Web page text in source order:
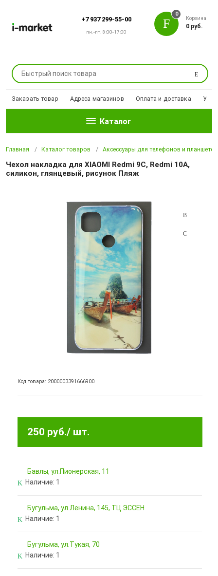
+7 937 299-55-00
пн.-пт. 8:00-17:00
Поиск
0
Корзина
0 руб.
Заказать товар Адреса магазинов Оплата и доставка
Каталог
Главная Каталог товаров Аксессуары для телефонов и планшетов
Чехол накладка для XIAOMI Redmi 9C, Redmi 10A,
силикон, глянцевый, рисунок Пляж
Код товара: 2000003391666900
250 руб./ шт.
Бавлы, ул.Пионерская, 11
Наличие: 1
Бугульма, ул.Ленина, 145, ТЦ ЭССЕН
Наличие: 1
Бугульма, ул.Тукая, 70
Наличие: 1